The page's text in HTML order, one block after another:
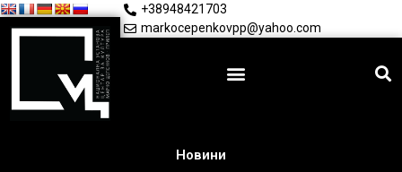
+38948421703
markocepenkovpp@yahoo.com
Новини